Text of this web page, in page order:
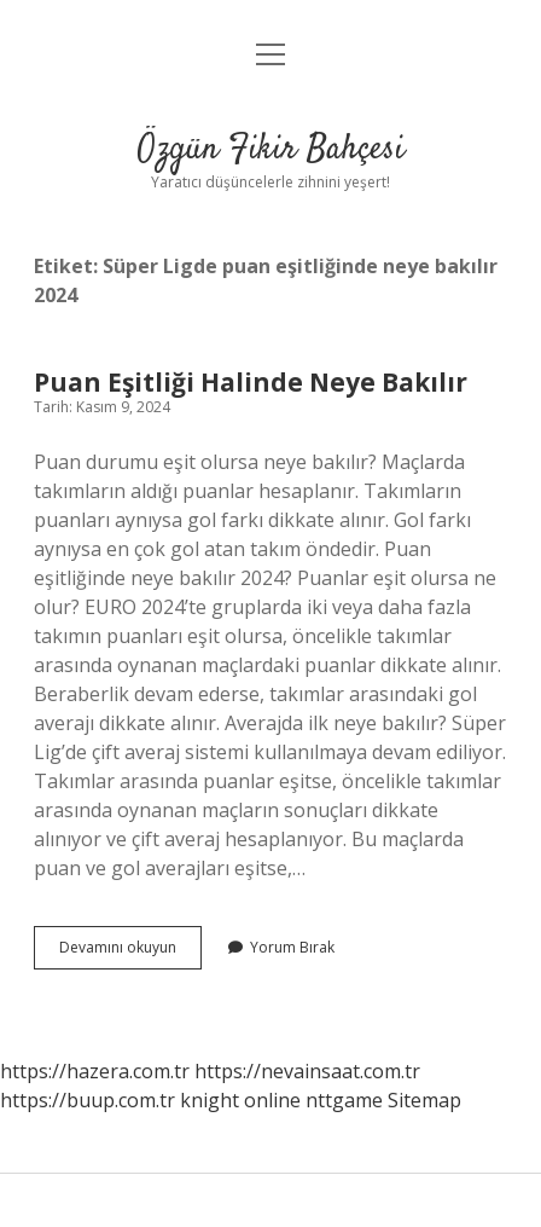
Anasayfa
Yasal Uyarı
menüyü
Özgün Fikir Bahçesi
Yaratıcı düşüncelerle zihnini yeşert!
Etiket: Süper Ligde puan eşitliğinde neye bakılır
2024
Puan Eşitliği Halinde Neye Bakılır
Tarih: Kasım 9, 2024
Puan durumu eşit olursa neye bakılır? Maçlarda
takımların aldığı puanlar hesaplanır. Takımların
puanları aynıysa gol farkı dikkate alınır. Gol farkı
aynıysa en çok gol atan takım öndedir. Puan
eşitliğinde neye bakılır 2024? Puanlar eşit olursa ne
olur? EURO 2024’te gruplarda iki veya daha fazla
takımın puanları eşit olursa, öncelikle takımlar
arasında oynanan maçlardaki puanlar dikkate alınır.
Beraberlik devam ederse, takımlar arasındaki gol
averajı dikkate alınır. Averajda ilk neye bakılır? Süper
Lig’de çift averaj sistemi kullanılmaya devam ediliyor.
Takımlar arasında puanlar eşitse, öncelikle takımlar
arasında oynanan maçların sonuçları dikkate
alınıyor ve çift averaj hesaplanıyor. Bu maçlarda
puan ve gol averajları eşitse,…
Devamını okuyun
Eşitliği
Yorum Bırak
https://hazera.com.tr https://nevainsaat.com.tr
https://buup.com.tr knight online nttgame Sitemap